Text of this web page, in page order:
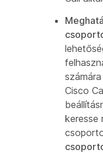
Cisco
keresse